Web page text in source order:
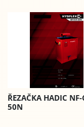
ŘEZAČKA HADIC NF-
50N